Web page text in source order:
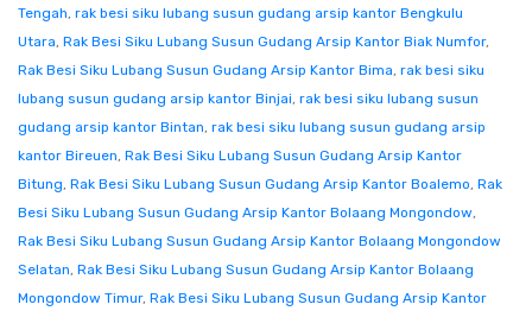
Tengah, rak besi siku lubang susun gudang arsip kantor Bengkulu
Utara, Rak Besi Siku Lubang Susun Gudang Arsip Kantor Biak Numfor,
Rak Besi Siku Lubang Susun Gudang Arsip Kantor Bima, rak besi siku
lubang susun gudang arsip kantor Binjai, rak besi siku lubang susun
gudang arsip kantor Bintan, rak besi siku lubang susun gudang arsip
kantor Bireuen, Rak Besi Siku Lubang Susun Gudang Arsip Kantor
Bitung, Rak Besi Siku Lubang Susun Gudang Arsip Kantor Boalemo, Rak
Besi Siku Lubang Susun Gudang Arsip Kantor Bolaang Mongondow,
Rak Besi Siku Lubang Susun Gudang Arsip Kantor Bolaang Mongondow
Selatan, Rak Besi Siku Lubang Susun Gudang Arsip Kantor Bolaang
Mongondow Timur, Rak Besi Siku Lubang Susun Gudang Arsip Kantor